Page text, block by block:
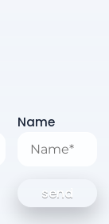
Name